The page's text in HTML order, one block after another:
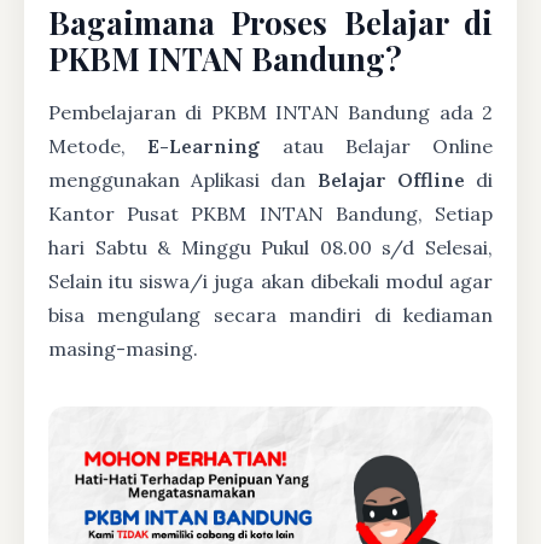
Bagaimana Proses Belajar di
PKBM INTAN Bandung?
Pembelajaran di PKBM INTAN Bandung ada 2
Metode,E-Learning atau Belajar Online
menggunakan Aplikasi dan Belajar Offline di
Kantor Pusat PKBM INTAN Bandung, Setiap
hari Sabtu & Minggu Pukul 08.00 s/d Selesai,
Selain itu siswa/i juga akan dibekali modul agar
bisa mengulang secara mandiri di kediaman
masing-masing.